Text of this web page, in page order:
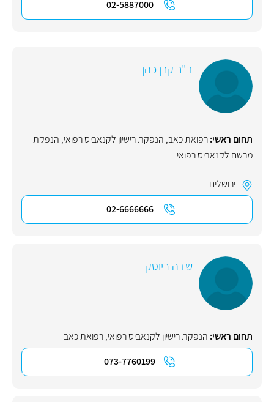
02-5887000
ד"ר קרן כהן
תחום ראשי:רפואת כאב, הנפקת רישיון לקנאביס רפואי, הנפקת
מרשם לקנאביס רפואי
ירושלים
02-6666666
שדה ביוטק
תחום ראשי: הנפקת רישיון לקנאביס רפואי,רפואת כאב
073-7760199